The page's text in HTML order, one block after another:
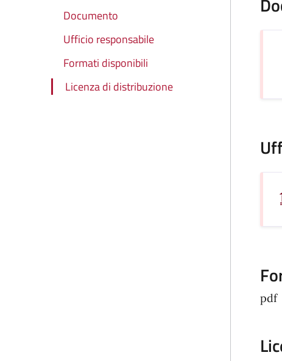
Documento
Ufficio responsabile
Formati disponibili
Licenza di distribuzione
pdf